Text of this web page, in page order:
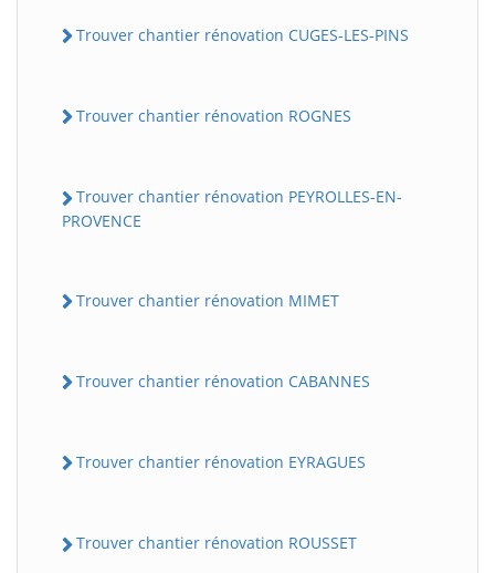
Trouver chantier rénovation CUGES-LES-PINS
Trouver chantier rénovation ROGNES
Trouver chantier rénovation PEYROLLES-EN-
PROVENCE
Trouver chantier rénovation MIMET
Trouver chantier rénovation CABANNES
Trouver chantier rénovation EYRAGUES
Trouver chantier rénovation ROUSSET